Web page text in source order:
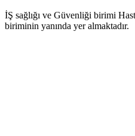
İŞ sağlığı ve Güvenliği birimi
biriminin yanında yer almaktadır.